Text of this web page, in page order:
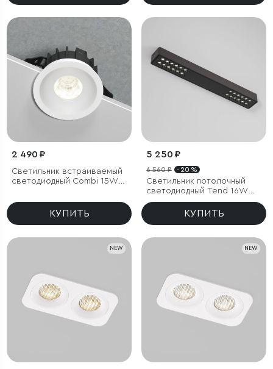
2 490 ₽
Светильник встраиваемый
светодиодный Combi 15W
КУПИТЬ
5 250 ₽
6 560 ₽ - 20 %
Светильник потолочный
светодиодный Tend 16W
4000K черный
КУПИТЬ
NEW NEW